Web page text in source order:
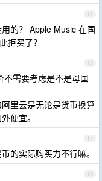
12
的？ Apple Music 在国
拒买了？
13
不需要考虑是不是母国
里云是无论是货币换算
便宜。
14
的实际购买力不行嘛。
15